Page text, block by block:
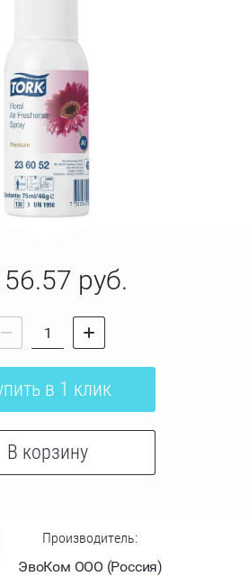
руб.
в 1 клик
В корзину
Производитель:
ЭвоКом ООО (Россия)